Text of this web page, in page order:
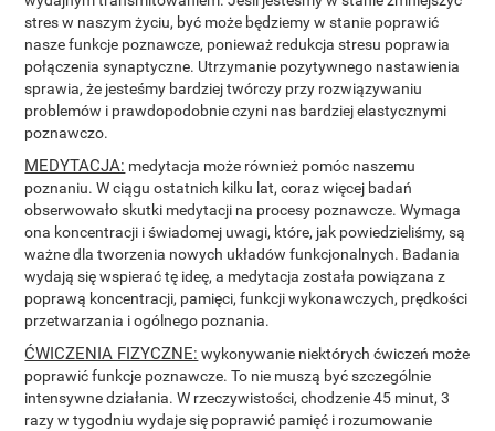
stres w naszym życiu, być może będziemy w stanie poprawić
nasze funkcje poznawcze, ponieważ redukcja stresu poprawia
połączenia synaptyczne. Utrzymanie pozytywnego nastawienia
sprawia, że jesteśmy bardziej twórczy przy rozwiązywaniu
problemów i prawdopodobnie czyni nas bardziej elastycznymi
poznawczo.
MEDYTACJA: medytacja może również pomóc naszemu
poznaniu. W ciągu ostatnich kilku lat, coraz więcej badań
obserwowało skutki medytacji na procesy poznawcze. Wymaga
ona koncentracji i świadomej uwagi, które, jak powiedzieliśmy, są
ważne dla tworzenia nowych układów funkcjonalnych. Badania
wydają się wspierać tę ideę, a medytacja została powiązana z
poprawą koncentracji, pamięci, funkcji wykonawczych, prędkości
przetwarzania i ogólnego poznania.
ĆWICZENIA FIZYCZNE: wykonywanie niektórych ćwiczeń może
poprawić funkcje poznawcze. To nie muszą być szczególnie
intensywne działania. W rzeczywistości, chodzenie 45 minut, 3
razy w tygodniu wydaje się poprawić pamięć i rozumowanie